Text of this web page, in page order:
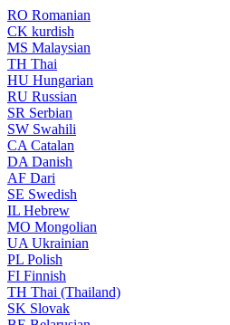
RO Romanian
CK kurdish
MS Malaysian
TH Thai
HU Hungarian
RU Russian
SR Serbian
SW Swahili
CA Catalan
DA Danish
AF Dari
SE Swedish
IL Hebrew
MO Mongolian
UA Ukrainian
PL Polish
FI Finnish
TH Thai (Thailand)
SK Slovak